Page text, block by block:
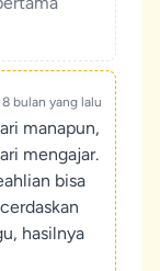
8 bulan yang lalu
manapun,
mengajar.
bisa
hasilnya